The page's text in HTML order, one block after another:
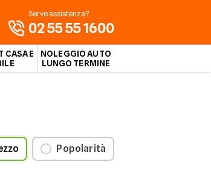
CASA E
NOLEGGIO AUTO
LUNGO TERMINE
Serve assistenza?
02 55 55 1600
Popolarità